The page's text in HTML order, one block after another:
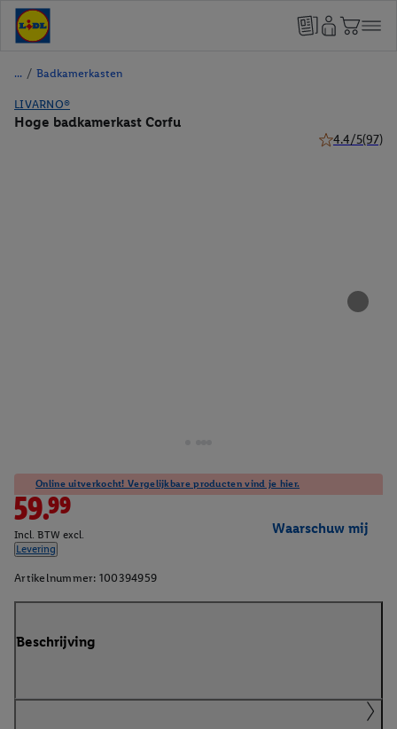
/ Badkamerkasten
LIVARNO®
Hoge badkamerkast Corfu
4.4/5(97)
Online uitverkocht! Vergelijkbare producten vind je hier.
59.99
Incl. BTW excl.
Levering
Waarschuw mij
Artikelnummer: 100394959
Beschrijving